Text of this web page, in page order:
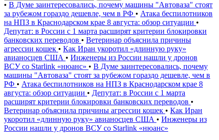
• В Думе заинтересовались, почему машины "Автоваза" стоят
за рубежом гораздо дешевле, чем в РФ • Атака беспилотников
на НПЗ в Краснодарском крае 8 августа: обзор ситуации •
Депутат: в России с 1 марта расширят критерии блокировки
банковских переводов • Ветеринар объяснила причины
агрессии кошек • Как Иран укоротил «длинную руку»
авианосцев США • Инженеры из России нашли у дронов
ВСУ со Starlink «нюанс» • В Думе заинтересовались, почему
машины "Автоваза" стоят за рубежом гораздо дешевле, чем в
РФ • Атака беспилотников на НПЗ в Краснодарском крае 8
августа: обзор ситуации • Депутат: в России с 1 марта
расширят критерии блокировки банковских переводов •
Ветеринар объяснила причины агрессии кошек • Как Иран
укоротил «длинную руку» авианосцев США • Инженеры из
России нашли у дронов ВСУ со Starlink «нюанс»